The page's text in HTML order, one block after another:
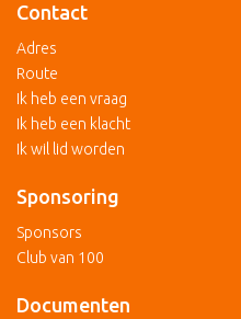
Contact
Adres
Route
Ik heb een vraag
Ik heb een klacht
Ik wil lid worden
Sponsoring
Sponsors
Club van 100
Documenten